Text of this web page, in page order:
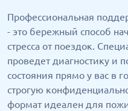
Профессиональная
- это бережный способ
стресса от поездок.
проведет диагностику и
состояния прямо у вас в
строгую
формат идеален для